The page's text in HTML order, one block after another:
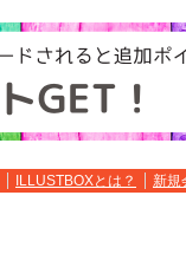
ILLUSTBOXとは？ 新規